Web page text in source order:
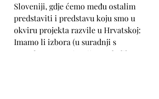
Sloveniji, gdje ćemo među ostalim
predstaviti i predstavu koju smo u
okviru projekta razvile u Hrvatskoj:
Imamo li izbora (u suradnji s
Romskom organizacijom mladih